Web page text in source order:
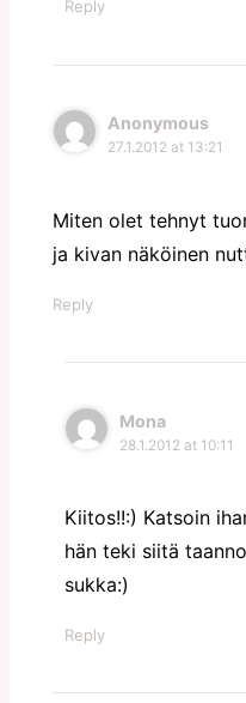
Reply
Anonymous
27.1.2012 at 13:21
Miten olet tehnyt
ja kivan näköinen
Reply
Mona
28.1.2012 at 10:11
Kiitos!!:) Katsoin
hän teki siitä
sukka:)
Reply